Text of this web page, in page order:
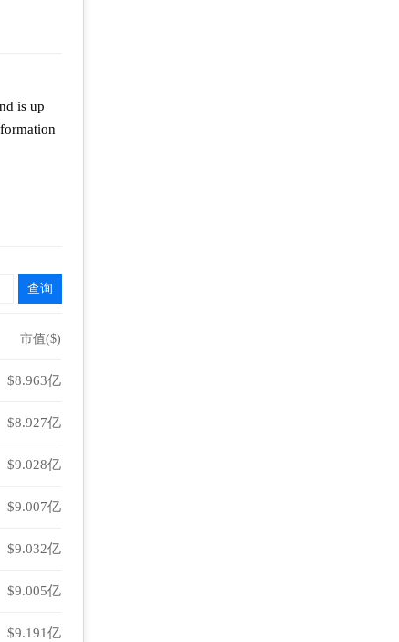
is up
市值($)
$8.963亿
$8.927亿
$9.028亿
$9.007亿
$9.032亿
$9.005亿
$9.191亿